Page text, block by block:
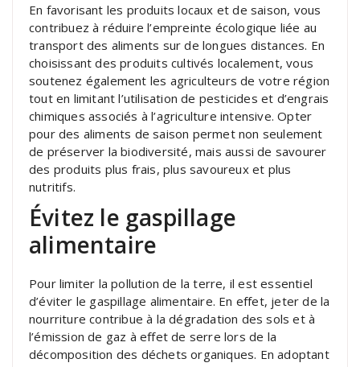
En favorisant les produits locaux et de saison, vous
contribuez à réduire l’empreinte écologique liée au
transport des aliments sur de longues distances. En
choisissant des produits cultivés localement, vous
soutenez également les agriculteurs de votre région
tout en limitant l’utilisation de pesticides et d’engrais
chimiques associés à l’agriculture intensive. Opter
pour des aliments de saison permet non seulement
de préserver la biodiversité, mais aussi de savourer
des produits plus frais, plus savoureux et plus
nutritifs.
Évitez le gaspillage
alimentaire
Pour limiter la pollution de la terre, il est essentiel
d’éviter le gaspillage alimentaire. En effet, jeter de la
nourriture contribue à la dégradation des sols et à
l’émission de gaz à effet de serre lors de la
décomposition des déchets organiques. En adoptant